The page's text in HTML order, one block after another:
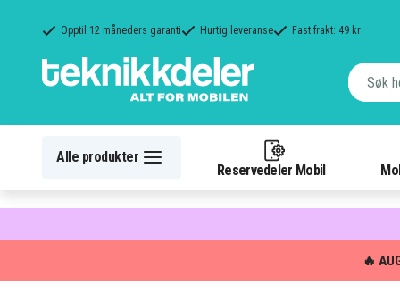
Opptil 12 måneders garanti Hurtig leveranse Fast frakt: 49 kr
Alle produkter
Reservedeler Mobil
🔥